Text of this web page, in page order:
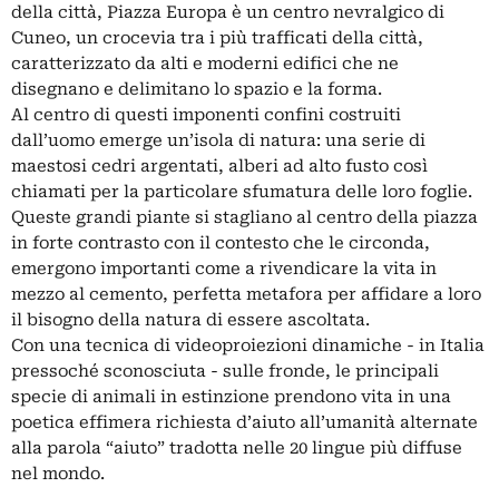
della città, Piazza Europa è un centro nevralgico di
Cuneo, un crocevia tra i più trafficati della città,
caratterizzato da alti e moderni edifici che ne
disegnano e delimitano lo spazio e la forma.
Al centro di questi imponenti confini costruiti
dall’uomo emerge un’isola di natura: una serie di
maestosi cedri argentati, alberi ad alto fusto così
chiamati per la particolare sfumatura delle loro foglie.
Queste grandi piante si stagliano al centro della piazza
in forte contrasto con il contesto che le circonda,
emergono importanti come a rivendicare la vita in
mezzo al cemento, perfetta metafora per affidare a loro
il bisogno della natura di essere ascoltata.
Con una tecnica di videoproiezioni dinamiche - in Italia
pressoché sconosciuta - sulle fronde, le principali
specie di animali in estinzione prendono vita in una
poetica effimera richiesta d’aiuto all’umanità alternate
alla parola “aiuto” tradotta nelle 20 lingue più diffuse
nel mondo.